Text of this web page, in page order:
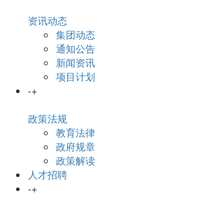
资讯动态
集团动态
通知公告
新闻资讯
项目计划
-+
政策法规
教育法律
政府规章
政策解读
人才招聘
-+